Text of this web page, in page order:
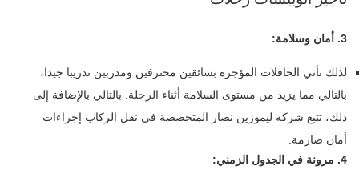
3. أمان وسلامة:
لذلك تأتي الحافلات المؤجرة بسائقين محترفين ومدربين تدريبا جيدا،
بالتالي مما يزيد من مستوى السلامة أثناء الرحلة. بالتالي بالإضافة إلى
ذلك، تتبع شركه ليموزين نصار المتخصصة في نقل الركاب إجراءات
أمان صارمة.
4. مرونة في الجدول الزمني: